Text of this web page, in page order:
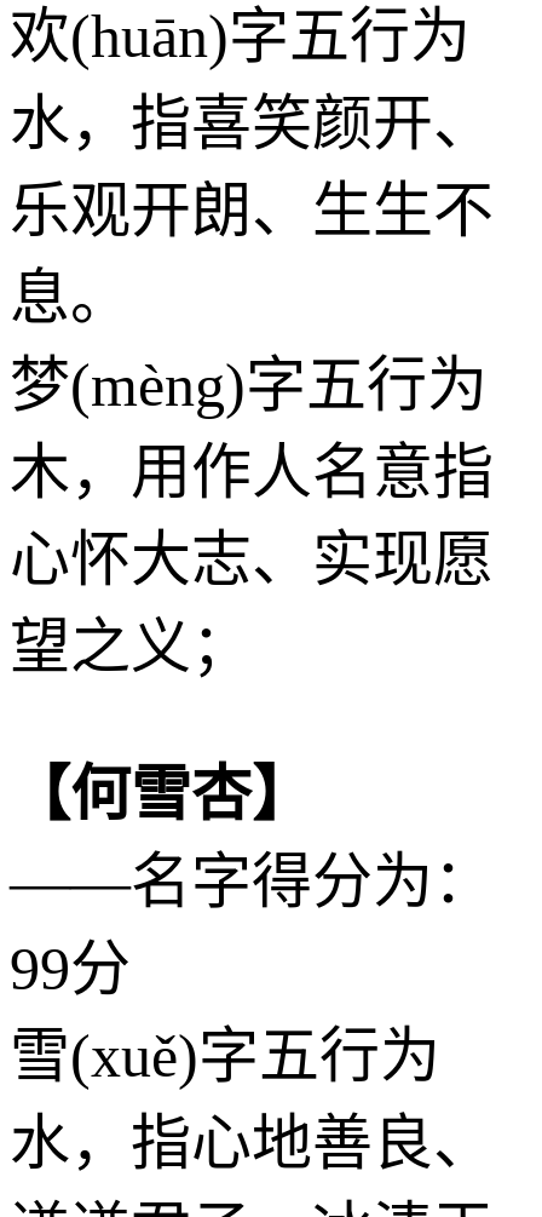
欢(huān)字五行为
水，指喜笑颜开、
乐观开朗、生生不
息。
梦(mèng)字五行为
木，用作人名意指
心怀大志、实现愿
望之义；
【何雪杏】
——名字得分为：
99分
雪(xuě)字五行为
水，指心地善良、